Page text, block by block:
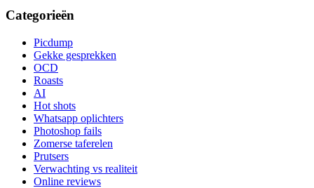
Categorieën
Picdump
Gekke gesprekken
OCD
Roasts
AI
Hot shots
Whatsapp oplichters
Photoshop fails
Zomerse taferelen
Prutsers
Verwachting vs realiteit
Online reviews